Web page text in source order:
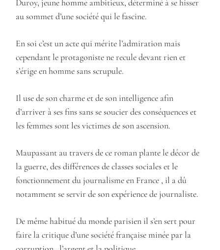
Duroy, jeune homme ambitieux, déterminé à se hisser
au sommet d’une société qui le fascine.
En soi c’est un acte qui mérite l’admiration mais
cependant le protagoniste ne recule devant rien et
s’érige en homme sans scrupule.
Il use de son charme et de son intelligence afin
d’arriver à ses fins sans se soucier des conséquences et
les femmes sont les victimes de son ascension.
Maupassant au travers de ce roman plante le décor de
la guerre, des différences de classes sociales et le
fonctionnement du journalisme en France , il a dû
notamment se servir de son expérience de journaliste.
De même habitué du monde parisien il s’en sert pour
faire la critique d’une société française minée par la